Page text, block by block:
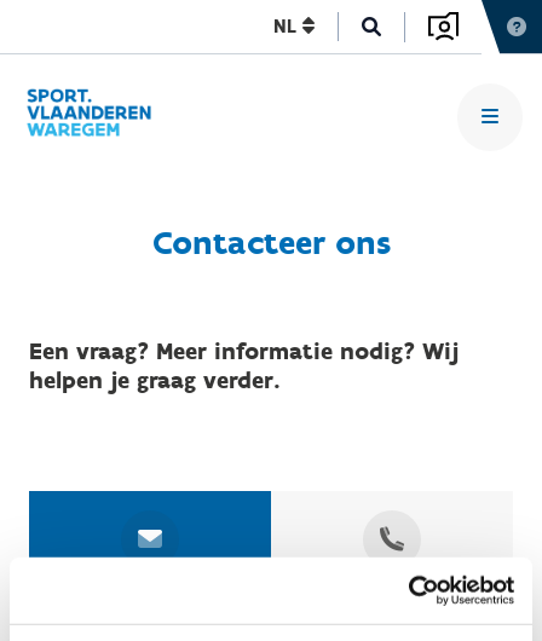
NL
Contacteer ons
Een vraag? Meer informatie nodig? Wij
helpen je graag verder.